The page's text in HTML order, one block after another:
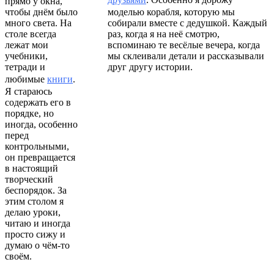
чтобы днём было
много света. На
столе всегда
лежат мои
учебники,
тетради и
любимые книги.
Я стараюсь
содержать его в
порядке, но
иногда, особенно
перед
контрольными,
он превращается
в настоящий
творческий
беспорядок. За
этим столом я
делаю уроки,
читаю и иногда
просто сижу и
думаю о чём-то
своём.
моделью корабля, которую мы
собирали вместе с дедушкой. Каждый
раз, когда я на неё смотрю,
вспоминаю те весёлые вечера, когда
мы склеивали детали и рассказывали
друг другу истории.